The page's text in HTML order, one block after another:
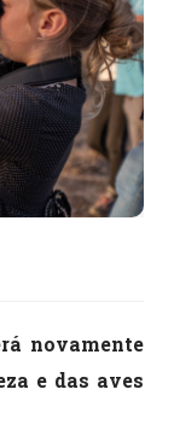
novamente
e das aves